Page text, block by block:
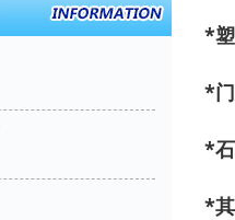
*
*
*
*